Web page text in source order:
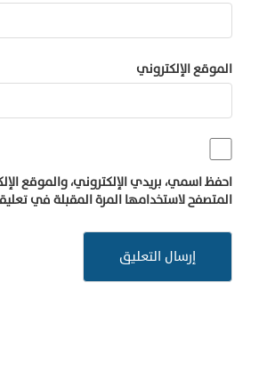
الموقع الإلكتروني
احفظ اسمي، بريدي الإلكتروني، والموقع
المتصفح لاستخدامها المرة المقبلة في